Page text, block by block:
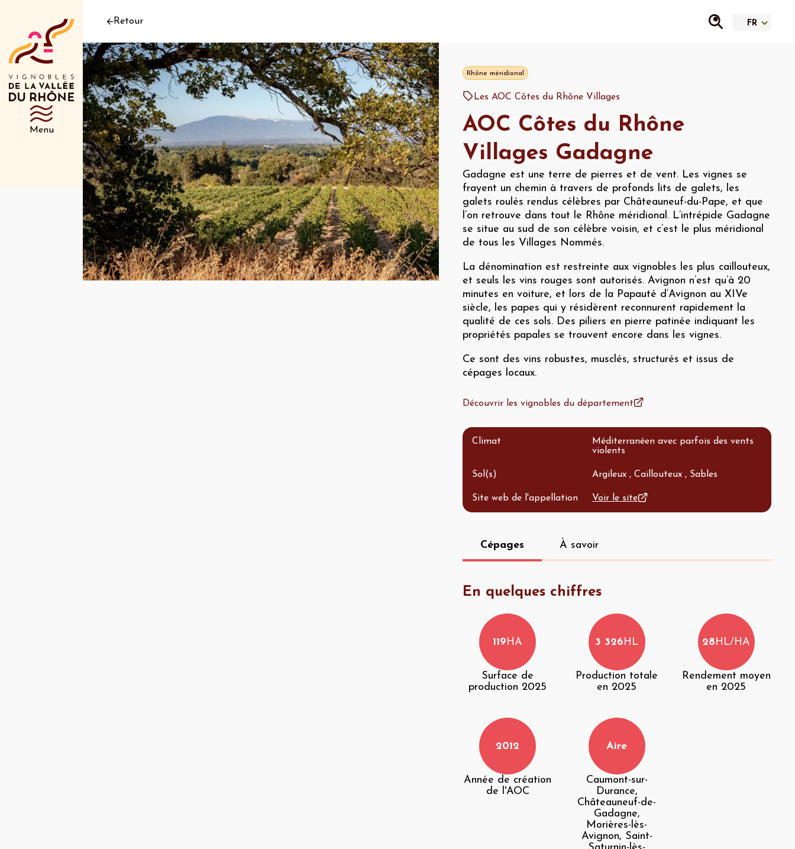
Menu
Retour
Rhône méridional
Les AOC Côtes du Rhône Villages
AOC Côtes du Rhône
Villages Gadagne
Gadagne est une terre de pierres et de vent. Les vignes se
frayent un chemin à travers de profonds lits de galets, les
galets roulés rendus célèbres par Châteauneuf-du-Pape, et que
l’on retrouve dans tout le Rhône méridional. L’intrépide Gadagne
se situe au sud de son célèbre voisin, et c’est le plus méridional
de tous les Villages Nommés.
La dénomination est restreinte aux vignobles les plus caillouteux,
et seuls les vins rouges sont autorisés. Avignon n’est qu’à 20
minutes en voiture, et lors de la Papauté d’Avignon au XIVe
siècle, les papes qui y résidèrent reconnurent rapidement la
qualité de ces sols. Des piliers en pierre patinée indiquant les
propriétés papales se trouvent encore dans les vignes.
Ce sont des vins robustes, musclés, structurés et issus de
cépages locaux.
Découvrir les vignobles du département
Climat
Méditerranéen avec parfois des vents
violents
Sol(s) Argileux , Caillouteux , Sables
Site web de l'appellation Voir le site
Cépages À savoir
En quelques chiffres
119 HA
Surface de
production 2025
3 326 HL
Production totale
en 2025
28 HL/HA
Rendement moyen
en 2025
2012
Année de création
de l'AOC
Aire
Caumont-sur-
Durance,
Châteauneuf-de-
Gadagne,
Morières-lès-
Avignon, Saint-